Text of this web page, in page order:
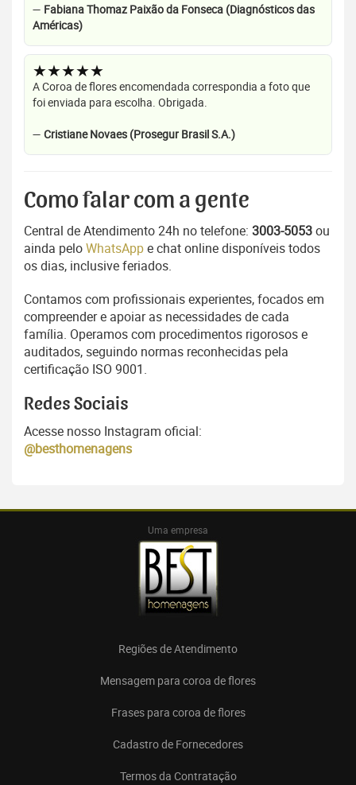
— Fabiana Thomaz Paixão da Fonseca (Diagnósticos das
Américas)
★★★★★
A Coroa de flores encomendada correspondia a foto que
foi enviada para escolha. Obrigada.
— Cristiane Novaes (Prosegur Brasil S.A.)
Como falar com a gente
Central de Atendimento 24h no telefone: 3003-5053ou
ainda peloWhatsAppe chat online disponíveis todos
os dias, inclusive feriados.
Contamos com profissionais experientes, focados em
compreender e apoiar as necessidades de cada
família. Operamos com procedimentos rigorosos e
auditados, seguindo normas reconhecidas pela
certificação ISO 9001.
Redes Sociais
Acesse nosso Instagram oficial:
@besthomenagens
Uma empresa
Regiões de Atendimento
Mensagem para coroa de flores
Frases para coroa de flores
Cadastro de Fornecedores
Termos da Contratação